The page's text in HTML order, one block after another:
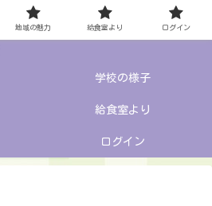
学校の様子
給食室より
ログイン
地域の魅力 給食室より ログイン